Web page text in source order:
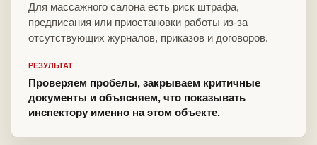
Для массажного салона есть риск штрафа,
предписания или приостановки работы из-за
отсутствующих журналов, приказов и договоров.
РЕЗУЛЬТАТ
Проверяем пробелы, закрываем критичные
документы и объясняем, что показывать
инспектору именно на этом объекте.